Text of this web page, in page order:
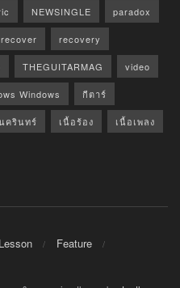
NEWSINGLE paradox
recover recovery
THEGUITARMAG video
Windows กีตาร์
ครินทร์ เนื้อร้อง เนื้อเพลง
Lesson
Feature